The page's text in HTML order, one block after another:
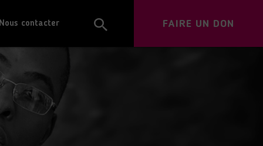
Nous contacter FAIRE UN DON